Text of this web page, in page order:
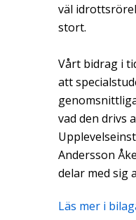
väl
stort.
Vårt bidrag i
att
vad den drivs
Andersson
delar med sig
Läs mer i